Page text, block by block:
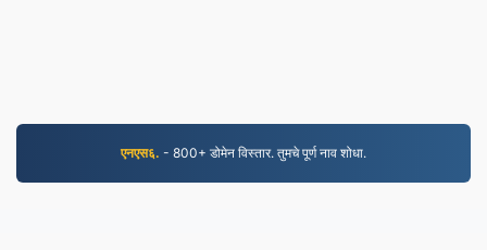
एनएस६. - 800+ डोमेन विस्तार. तुमचे पूर्ण नाव शोधा.